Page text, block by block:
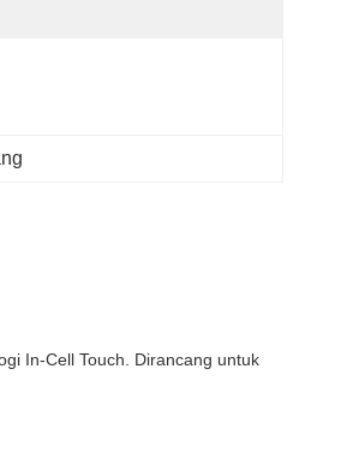
In-Cell Touch. Dirancang untuk